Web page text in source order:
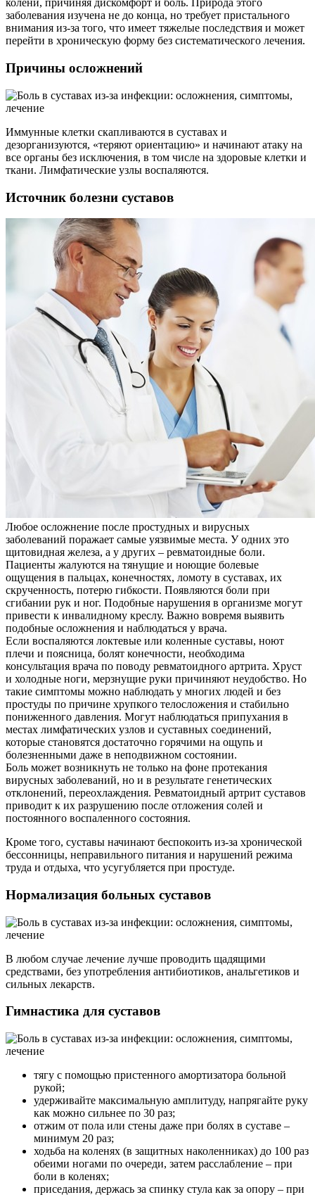
колени, причиняя дискомфорт и боль. Природа этого
заболевания изучена не до конца, но требует пристального
внимания из-за того, что имеет тяжелые последствия и может
перейти в хроническую форму без систематического лечения.
Причины осложнений
Иммунные клетки скапливаются в суставах и
дезорганизуются, «теряют ориентацию» и начинают атаку на
все органы без исключения, в том числе на здоровые клетки и
ткани. Лимфатические узлы воспаляются.
Источник болезни суставов
Любое осложнение после простудных и вирусных
заболеваний поражает самые уязвимые места. У одних это
щитовидная железа, а у других – ревматоидные боли.
Пациенты жалуются на тянущие и ноющие болевые
ощущения в пальцах, конечностях, ломоту в суставах, их
скрученность, потерю гибкости. Появляются боли при
сгибании рук и ног. Подобные нарушения в организме могут
привести к инвалидному креслу. Важно вовремя выявить
подобные осложнения и наблюдаться у врача.
Если воспаляются локтевые или коленные суставы, ноют
плечи и поясница, болят конечности, необходима
консультация врача по поводу ревматоидного артрита. Хруст
и холодные ноги, мерзнущие руки причиняют неудобство. Но
такие симптомы можно наблюдать у многих людей и без
простуды по причине хрупкого телосложения и стабильно
пониженного давления. Могут наблюдаться припухания в
местах лимфатических узлов и суставных соединений,
которые становятся достаточно горячими на ощупь и
болезненными даже в неподвижном состоянии.
Боль может возникнуть не только на фоне протекания
вирусных заболеваний, но и в результате генетических
отклонений, переохлаждения. Ревматоидный артрит суставов
приводит к их разрушению после отложения солей и
постоянного воспаленного состояния.
Кроме того, суставы начинают беспокоить из-за хронической
бессонницы, неправильного питания и нарушений режима
труда и отдыха, что усугубляется при простуде.
Нормализация больных суставов
В любом случае лечение лучше проводить щадящими
средствами, без употребления антибиотиков, анальгетиков и
сильных лекарств.
Гимнастика для суставов
тягу с помощью пристенного амортизатора больной
рукой;
удерживайте максимальную амплитуду, напрягайте руку
как можно сильнее по 30 раз;
отжим от пола или стены даже при болях в суставе –
минимум 20 раз;
ходьба на коленях (в защитных наколенниках) до 100 раз
обеими ногами по очереди, затем расслабление – при
боли в коленях;
приседания, держась за спинку стула как за опору – при